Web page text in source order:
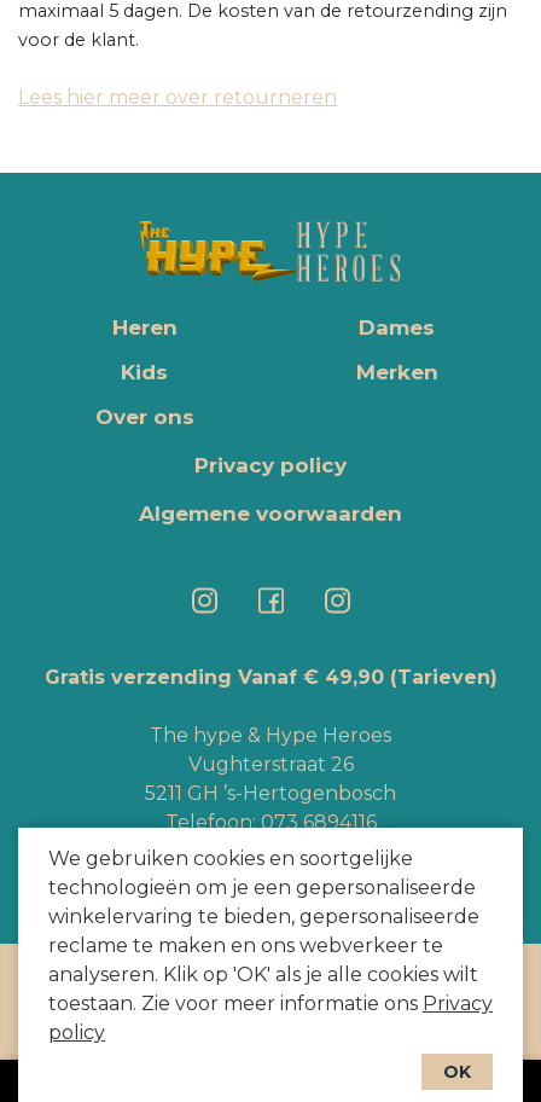
We gebruiken cookies en soortgelijke
technologieën om je een gepersonaliseerde
winkelervaring te bieden, gepersonaliseerde
reclame te maken en ons webverkeer te
analyseren. Klik op 'OK' als je alle cookies wilt
toestaan. Zie voor meer informatie ons Privacy
policy
OK
maximaal 5 dagen. De kosten van de retourzending zijn
voor de klant.
Lees hier meer over retourneren
Heren
Dames
Kids
Merken
Over ons
Privacy policy
Algemene voorwaarden
Gratis verzending Vanaf € 49,90 (Tarieven)
The hype & Hype Heroes
Vughterstraat 26
5211 GH ’s-Hertogenbosch
Telefoon:073 6894116
Whatsapp:+3165363328
info@hypeheroes.com
Copyright2026door HYPE HEROES. Alle rechten voorbehouden